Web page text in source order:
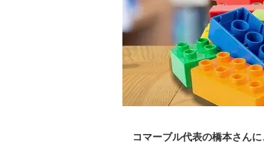
コマーブル代表の橋本さんに